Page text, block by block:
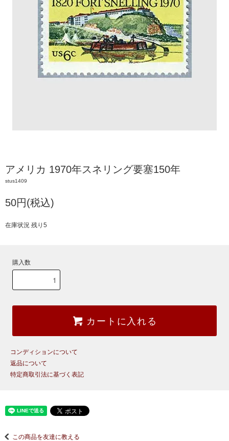
アメリカ 1970年スネリング要塞150年
stus1409
50円(税込)
在庫状況 残り5
購入数
カートに入れる
コンディションについて
返品について
特定商取引法に基づく表記
この商品を友達に教える